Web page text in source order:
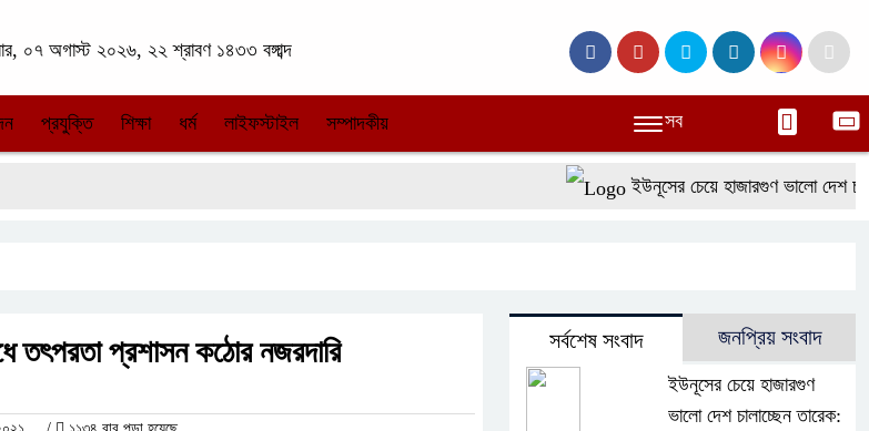
০৭ অগাস্ট ২০২৬, ২২ শ্রাবণ ১৪৩৩ বঙ্গাব্দ
প্রযুক্তি শিক্ষা ধর্ম লাইফস্টাইল সম্পাদকীয় সব
ইউনূসের চেয়ে হাজারগুণ ভালো দেশ
তৎপরতা প্রশাসন কঠোর নজরদারি সর্বশেষ সংবাদ জনপ্রিয় সংবাদ
ইউনূসের চেয়ে হাজারগুণ
ভালো দেশ চালাচ্ছেন তারেক: